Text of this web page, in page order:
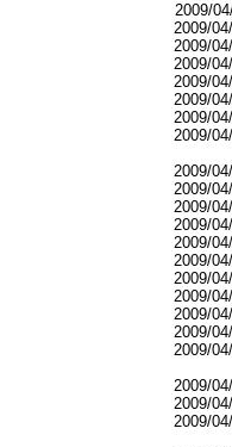
2009/
2009/
2009/
2009/
2009/
2009/
2009/
2009/
2009/
2009/
2009/
2009/
2009/
2009/
2009/
2009/
2009/
2009/
2009/
2009/
2009/
2009/